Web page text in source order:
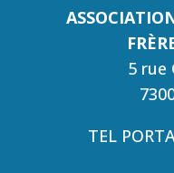
5 rue
TEL